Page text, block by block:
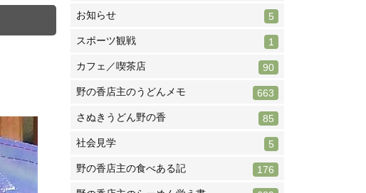
お知らせ 5
スポーツ観戦 1
カフェ／喫茶店 90
野の香店主のうどんメモ 663
さぬきうどん野の香 85
社会見学 5
野の香店主の食べある記 176